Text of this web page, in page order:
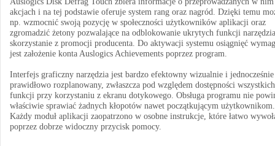
akcjach i na tej podstawie oferuje system rang oraz nagród. Dzięki temu
np. wzmocnić swoją pozycję w społeczności użytkowników aplikacji oraz
zgromadzić żetony pozwalające na odblokowanie ukrytych funkcji
skorzystanie z promocji producenta. Do aktywacji systemu osiągnięć
jest założenie konta Auslogics Achievements poprzez program.
Interfejs graficzny narzędzia jest bardzo efektowny wizualnie i jednocześnie
prawidłowo rozplanowany, zwłaszcza pod względem dostępności wszystkich
funkcji przy korzystaniu z ekranu dotykowego. Obsługa programu nie
właściwie sprawiać żadnych kłopotów nawet początkującym użytkownikom.
Każdy moduł aplikacji zaopatrzono w osobne instrukcje, które łatwo
poprzez dobrze widoczny przycisk pomocy.